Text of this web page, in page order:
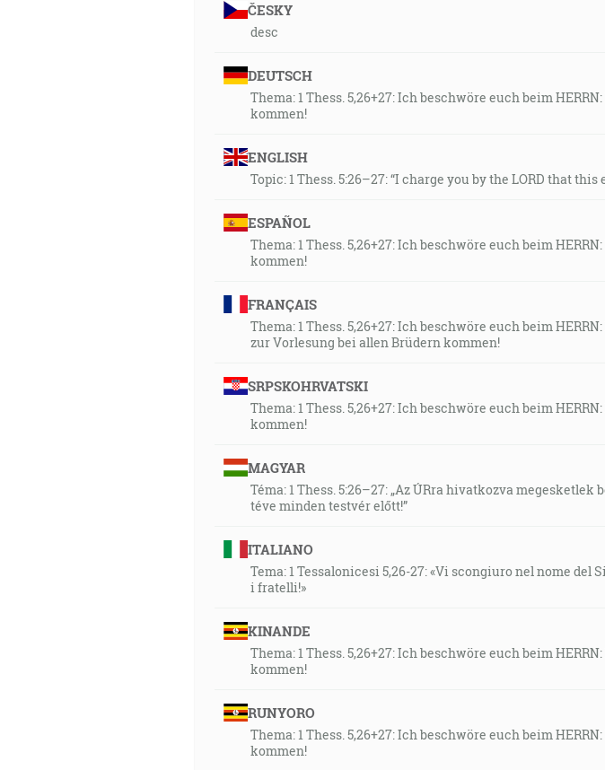
ČESKY
desc
DEUTSCH
Thema: 1 Thess. 5,26+27: Ich beschwöre euch beim
kommen!
ENGLISH
Topic: 1 Thess. 5:26–27: “I charge you by the LORD that
ESPAÑOL
Thema: 1 Thess. 5,26+27: Ich beschwöre euch beim
kommen!
FRANÇAIS
Thema: 1 Thess. 5,26+27: Ich beschwöre euch beim
zur Vorlesung bei allen Brüdern kommen!
SRPSKOHRVATSKI
Thema: 1 Thess. 5,26+27: Ich beschwöre euch beim
kommen!
MAGYAR
Téma: 1 Thess. 5:26–27: „Az ÚRra hivatkozva
téve minden testvér előtt!”
ITALIANO
Tema: 1 Tessalonicesi 5,26-27: «Vi scongiuro nel nome
i fratelli!»
KINANDE
Thema: 1 Thess. 5,26+27: Ich beschwöre euch beim
kommen!
RUNYORO
Thema: 1 Thess. 5,26+27: Ich beschwöre euch beim
kommen!